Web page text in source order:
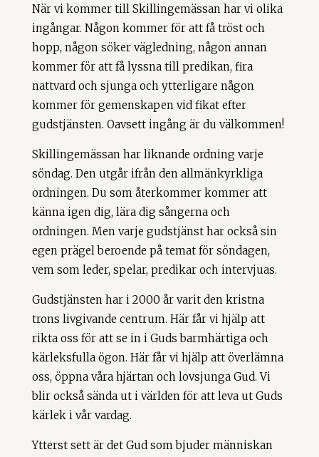
När vi kommer till Skillingemässan har vi olika
ingångar. Någon kommer för att få tröst och
hopp, någon söker vägledning, någon annan
kommer för att få lyssna till predikan, fira
nattvard och sjunga och ytterligare någon
kommer för gemenskapen vid fikat efter
gudstjänsten. Oavsett ingång är du välkommen!
Skillingemässan har liknande ordning varje
söndag. Den utgår ifrån den allmänkyrkliga
ordningen. Du som återkommer kommer att
känna igen dig, lära dig sångerna och
ordningen. Men varje gudstjänst har också sin
egen prägel beroende på temat för söndagen,
vem som leder, spelar, predikar och intervjuas.
Gudstjänsten har i 2000 år varit den kristna
trons livgivande centrum. Här får vi hjälp att
rikta oss för att se in i Guds barmhärtiga och
kärleksfulla ögon. Här får vi hjälp att överlämna
oss, öppna våra hjärtan och lovsjunga Gud. Vi
blir också sända ut i världen för att leva ut Guds
kärlek i vår vardag.
Ytterst sett är det Gud som bjuder människan